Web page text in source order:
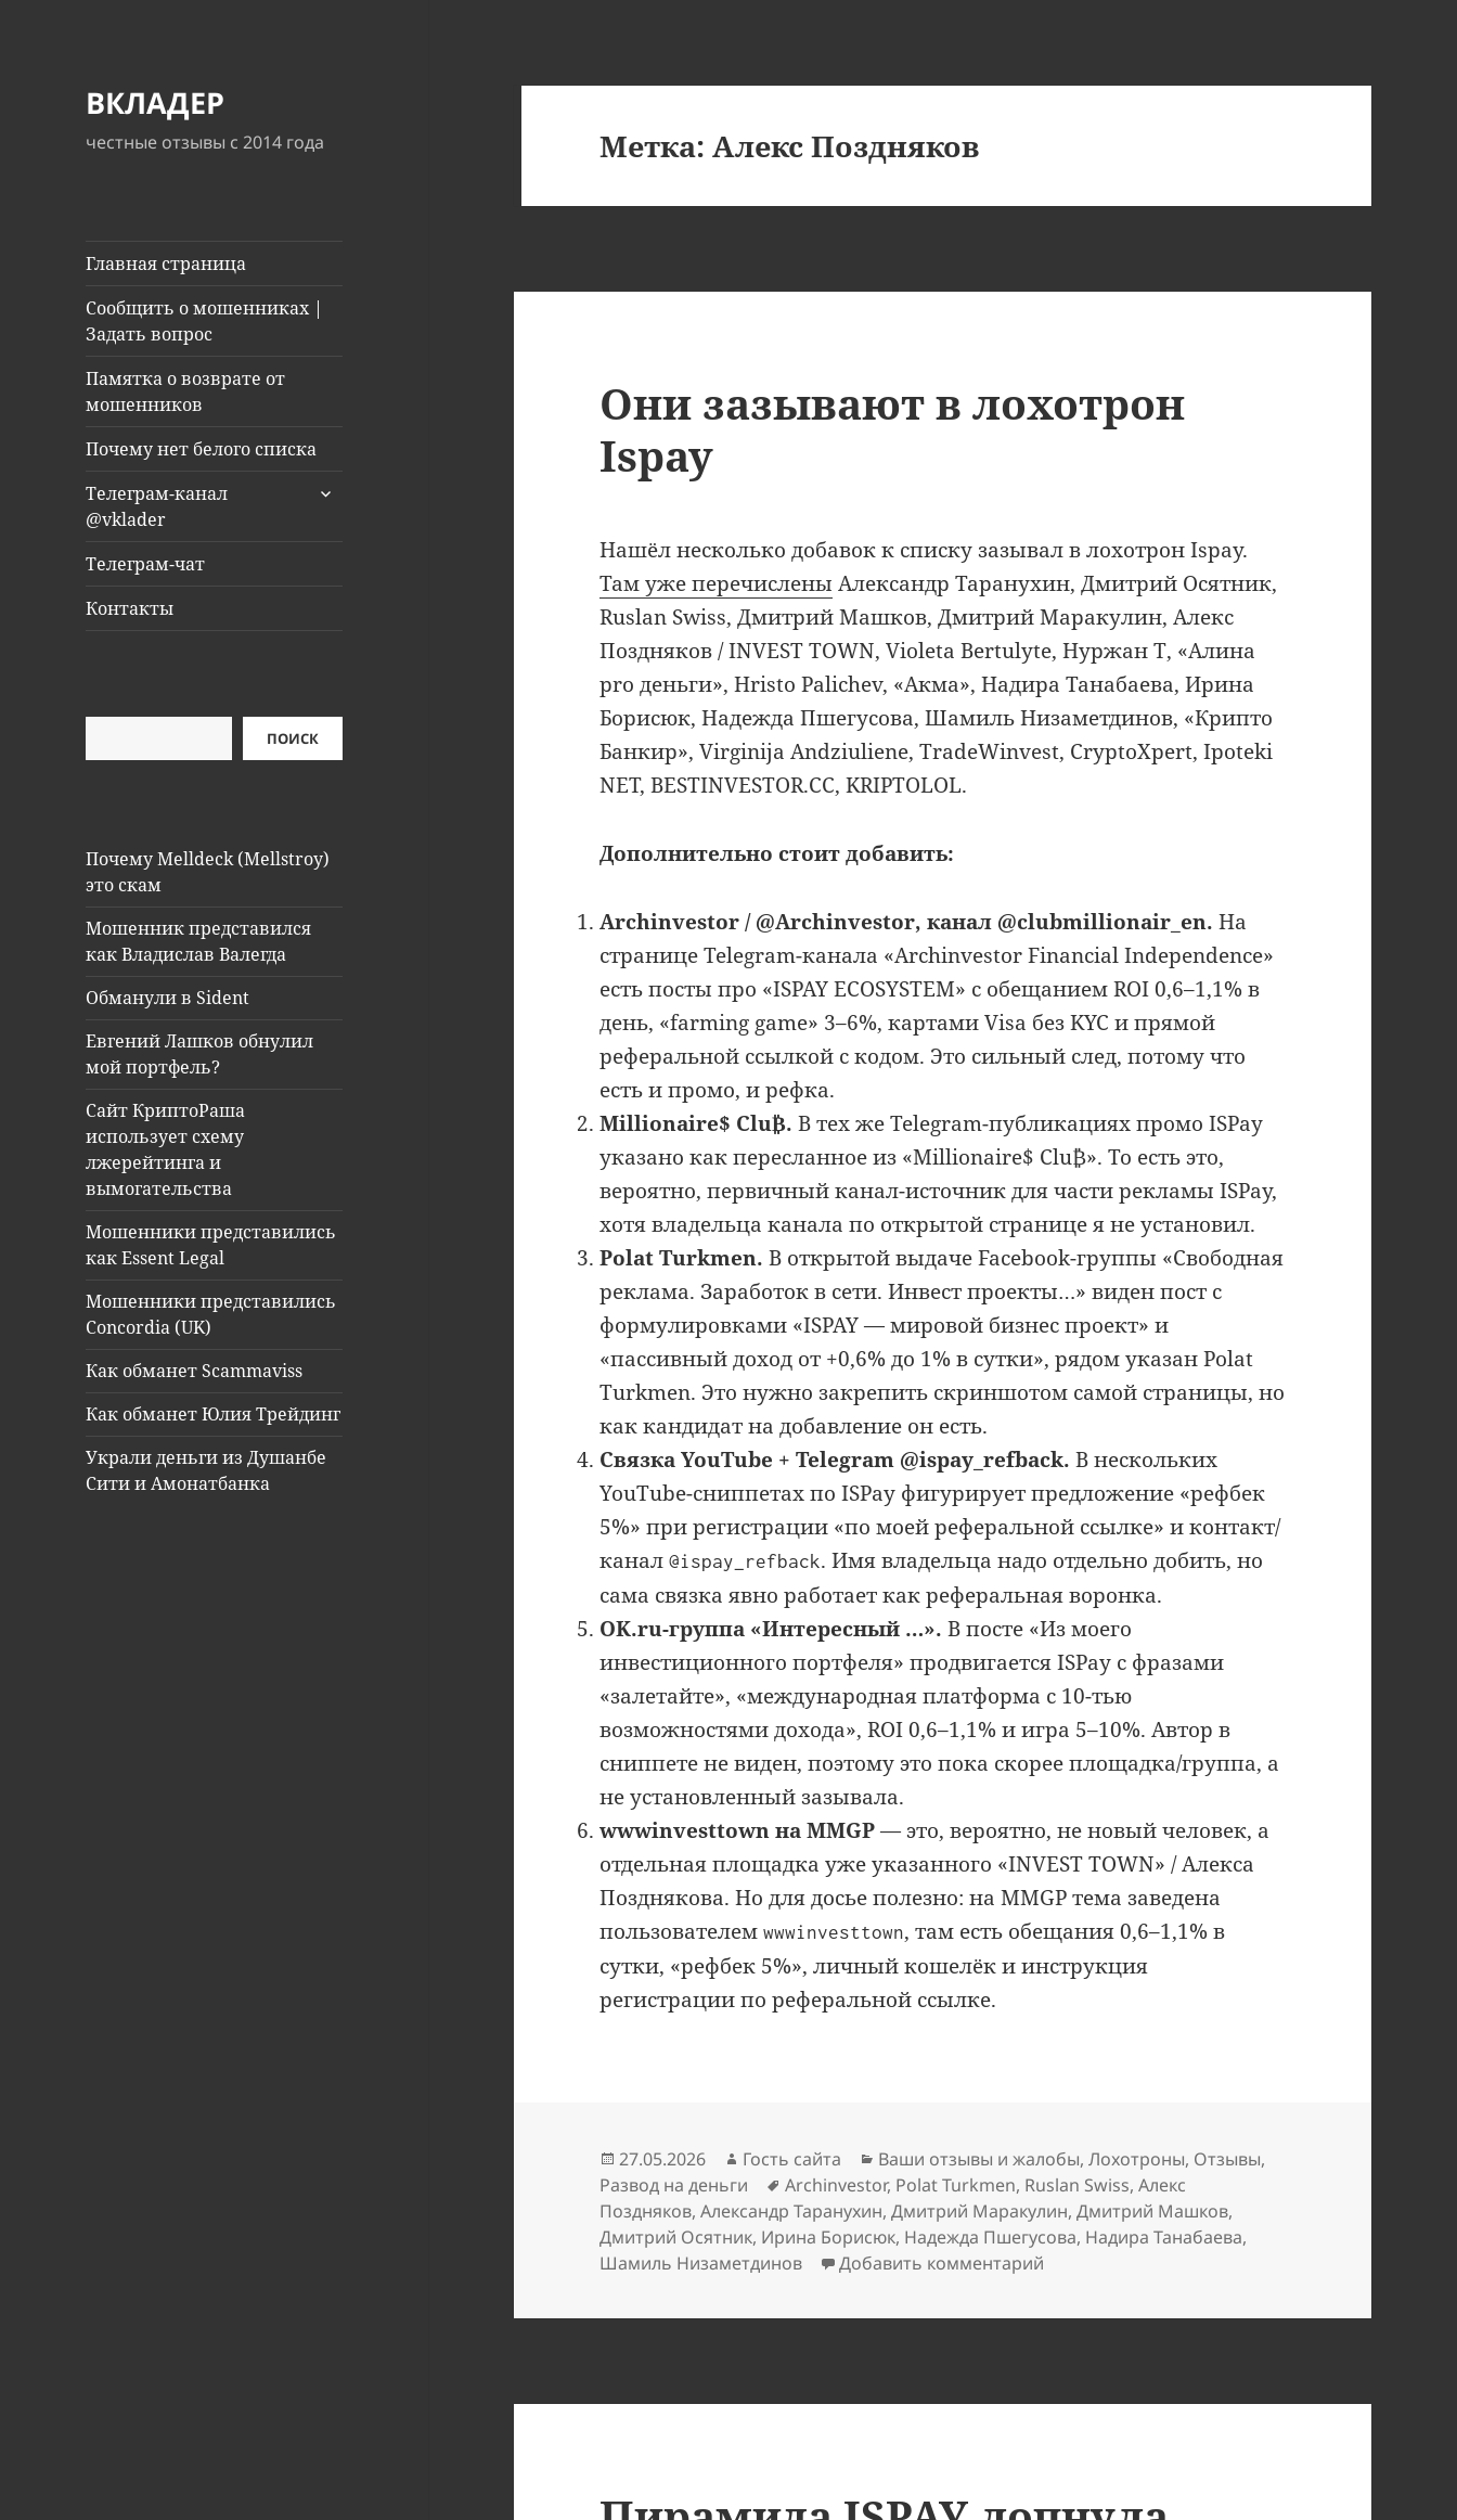
ВКЛАДЕР
честные отзывы с 2014 года
Главная страница
Сообщить о мошенниках |
Задать вопрос
Памятка о возврате от
мошенников
Почему нет белого списка
Телеграм-канал
@vklader
раскрыть
Телеграм-чат
Контакты
ПОИСК
Почему Melldeck (Mellstroy)
это скам
Мошенник представился
как Владислав Валегда
Обманули в Sident
Евгений Лашков обнулил
мой портфель?
Сайт КриптоРаша
использует схему
лжерейтинга и
вымогательства
Мошенники представились
как Essent Legal
Мошенники представились
Concordia (UK)
Как обманет Scammaviss
Как обманет Юлия Трейдинг
Украли деньги из Душанбе
Сити и Амонатбанка
Метка:Алекс Поздняков
Они зазывают в лохотрон
Ispay
Нашёл несколько добавок к списку зазывал в лохотрон Ispay.
Там уже перечислены Александр Таранухин, Дмитрий Осятник,
Ruslan Swiss, Дмитрий Машков, Дмитрий Маракулин, Алекс
Поздняков / INVEST TOWN, Violeta Bertulyte, Нуржан Т, «Алина
pro деньги», Hristo Palichev, «Акма», Надира Танабаева, Ирина
Борисюк, Надежда Пшегусова, Шамиль Низаметдинов, «Крипто
Банкир», Virginija Andziuliene, TradeWinvest, CryptoXpert, Ipoteki
NET, BESTINVESTOR.CC, KRIPTOLOL.
Дополнительно стоит добавить:
Archinvestor / @Archinvestor, канал @clubmillionair_en. На
странице Telegram-канала «Archinvestor Financial Independence»
есть посты про «ISPAY ECOSYSTEM» с обещанием ROI 0,6–1,1% в
день, «farming game» 3–6%, картами Visa без KYC и прямой
реферальной ссылкой с кодом. Это сильный след, потому что
есть и промо, и рефка.
Millionaire$ Clu₿. В тех же Telegram-публикациях промо ISPay
указано как пересланное из «Millionaire$ Clu₿». То есть это,
вероятно, первичный канал-источник для части рекламы ISPay,
хотя владельца канала по открытой странице я не установил.
Polat Turkmen. В открытой выдаче Facebook-группы «Свободная
реклама. Заработок в сети. Инвест проекты…» виден пост с
формулировками «ISPAY — мировой бизнес проект» и
«пассивный доход от +0,6% до 1% в сутки», рядом указан Polat
Turkmen. Это нужно закрепить скриншотом самой страницы, но
как кандидат на добавление он есть.
Связка YouTube + Telegram @ispay_refback. В нескольких
YouTube-сниппетах по ISPay фигурирует предложение «рефбек
5%» при регистрации «по моей реферальной ссылке» и контакт/
канал@ispay_refback. Имя владельца надо отдельно добить, но
сама связка явно работает как реферальная воронка.
OK.ru-группа «Интересный …». В посте «Из моего
инвестиционного портфеля» продвигается ISPay с фразами
«залетайте», «международная платформа с 10-тью
возможностями дохода», ROI 0,6–1,1% и игра 5–10%. Автор в
сниппете не виден, поэтому это пока скорее площадка/группа, а
не установленный зазывала.
wwwinvesttown на MMGP— это, вероятно, не новый человек, а
отдельная площадка уже указанного «INVEST TOWN» / Алекса
Позднякова. Но для досье полезно: на MMGP тема заведена
пользователемwwwinvesttown, там есть обещания 0,6–1,1% в
сутки, «рефбек 5%», личный кошелёк и инструкция
регистрации по реферальной ссылке.
Опубликовано
27.05.2026 Автор
Гость сайта Рубрики
Ваши отзывы и жалобы,Лохотроны, Отзывы,
Развод на деньги
Метки
Archinvestor, Polat Turkmen, Ruslan Swiss,Алекс
Поздняков,Александр Таранухин,Дмитрий Маракулин,Дмитрий Машков,
Дмитрий Осятник, Ирина Борисюк, Надежда Пшегусова, Надира Танабаева,
Шамиль Низаметдинов
Добавить комментарий